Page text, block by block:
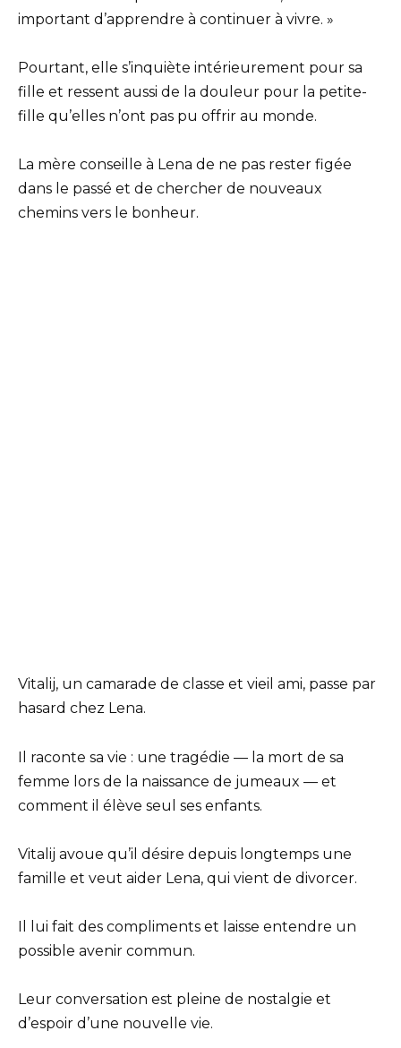
important d’apprendre à continuer à vivre. »
Pourtant, elle s’inquiète intérieurement pour sa
fille et ressent aussi de la douleur pour la petite-
fille qu’elles n’ont pas pu offrir au monde.
La mère conseille à Lena de ne pas rester figée
dans le passé et de chercher de nouveaux
chemins vers le bonheur.
Vitalij, un camarade de classe et vieil ami, passe par
hasard chez Lena.
Il raconte sa vie : une tragédie — la mort de sa
femme lors de la naissance de jumeaux — et
comment il élève seul ses enfants.
Vitalij avoue qu’il désire depuis longtemps une
famille et veut aider Lena, qui vient de divorcer.
Il lui fait des compliments et laisse entendre un
possible avenir commun.
Leur conversation est pleine de nostalgie et
d’espoir d’une nouvelle vie.